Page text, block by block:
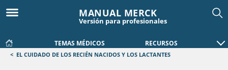
MANUAL MERCK
Versión para profesionales
TEMAS MÉDICOS RECURSOS
< EL CUIDADO DE LOS RECIÉN NACIDOS Y LOS LACTANTES